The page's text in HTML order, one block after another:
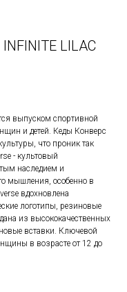
LILAC
выпуском спортивной
и детей. Кеды Конверс
что проник так
- культовый
наследием и
мышления, особенно в
вдохновлена
логотипы, резиновые
из высококачественных
вставки. Ключевой
в возрасте от 12 до